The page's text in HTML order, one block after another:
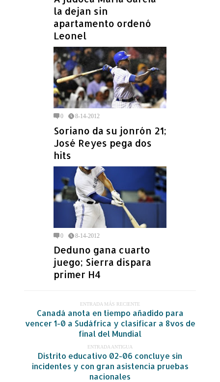
la dejan sin
apartamento ordenó
Leonel
0 8-14-2012
Soriano da su jonrón 21;
José Reyes pega dos
hits
0 8-14-2012
Deduno gana cuarto
juego; Sierra dispara
primer H4
ENTRADA MÁS RECIENTE
Canadá anota en tiempo añadido para
vencer 1-0 a Sudáfrica y clasificar a 8vos de
final del Mundial
ENTRADA ANTIGUA
Distrito educativo 02-06 concluye sin
incidentes y con gran asistencia pruebas
nacionales